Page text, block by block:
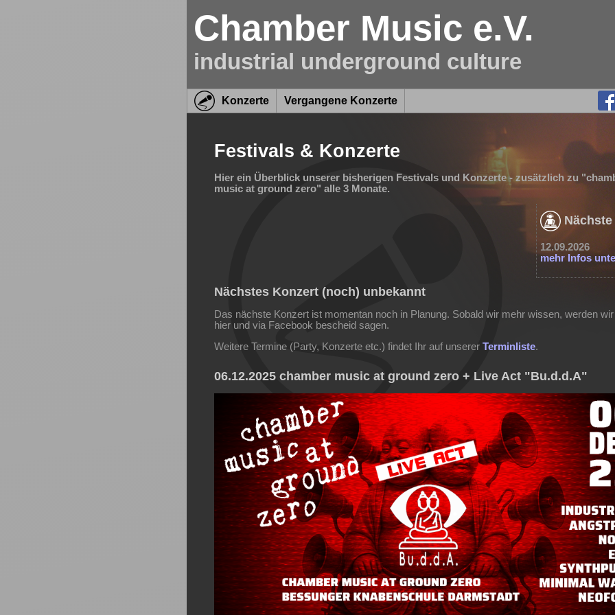
Chamber Music e.V.
industrial underground culture
Konzerte Vergangene Konzerte
Festivals & Konzerte
Hier ein Überblick unserer bisherigen Festivals und Konzerte - zusätzlich zu
music at ground zero" alle 3 Monate.
Nächste
12.09.2026
mehr Infos
Nächstes Konzert (noch) unbekannt
Das nächste Konzert ist momentan noch in Planung. Sobald wir mehr wissen, werden
hier und via Facebook bescheid sagen.
Weitere Termine (Party, Konzerte etc.) findet Ihr auf unserer Terminliste.
06.12.2025 chamber music at ground zero + Live Act "Bu.d.d.A"